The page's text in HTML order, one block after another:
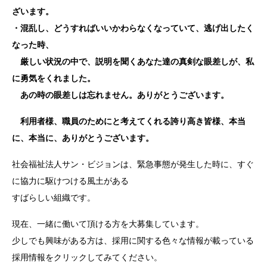
ざいます。
・混乱し、どうすればいいかわらなくなっていて、逃げ出したく
なった時、
厳しい状況の中で、説明を聞くあなた達の真剣な眼差しが、私
に勇気をくれました。
あの時の眼差しは忘れません。ありがとうございます。
利用者様、職員のためにと考えてくれる誇り高き皆様、 本当
に、本当に、ありがとうございます。
社会福祉法人サン・ビジョンは、緊急事態が発生した時に、すぐ
に協力に駆けつける風土がある
すばらしい組織です。
現在、一緒に働いて頂ける方を大募集しています。
少しでも興味がある方は、採用に関する色々な情報が載っている
採用情報をクリックしてみてください。